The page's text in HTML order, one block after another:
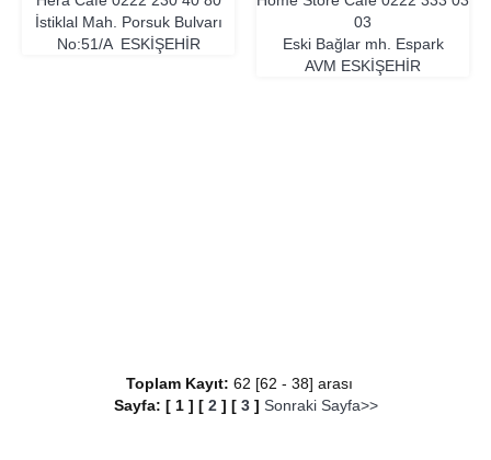
İstiklal Mah. Porsuk Bulvarı
No:51/A ESKIŞEHIR
03
Eski Bağlar mh. Espark
AVM ESKIŞEHIR
Toplam Kayıt: 62 [62 - 38] arası
Sayfa: [ 1] [ 2] [ 3] Sonraki Sayfa>>